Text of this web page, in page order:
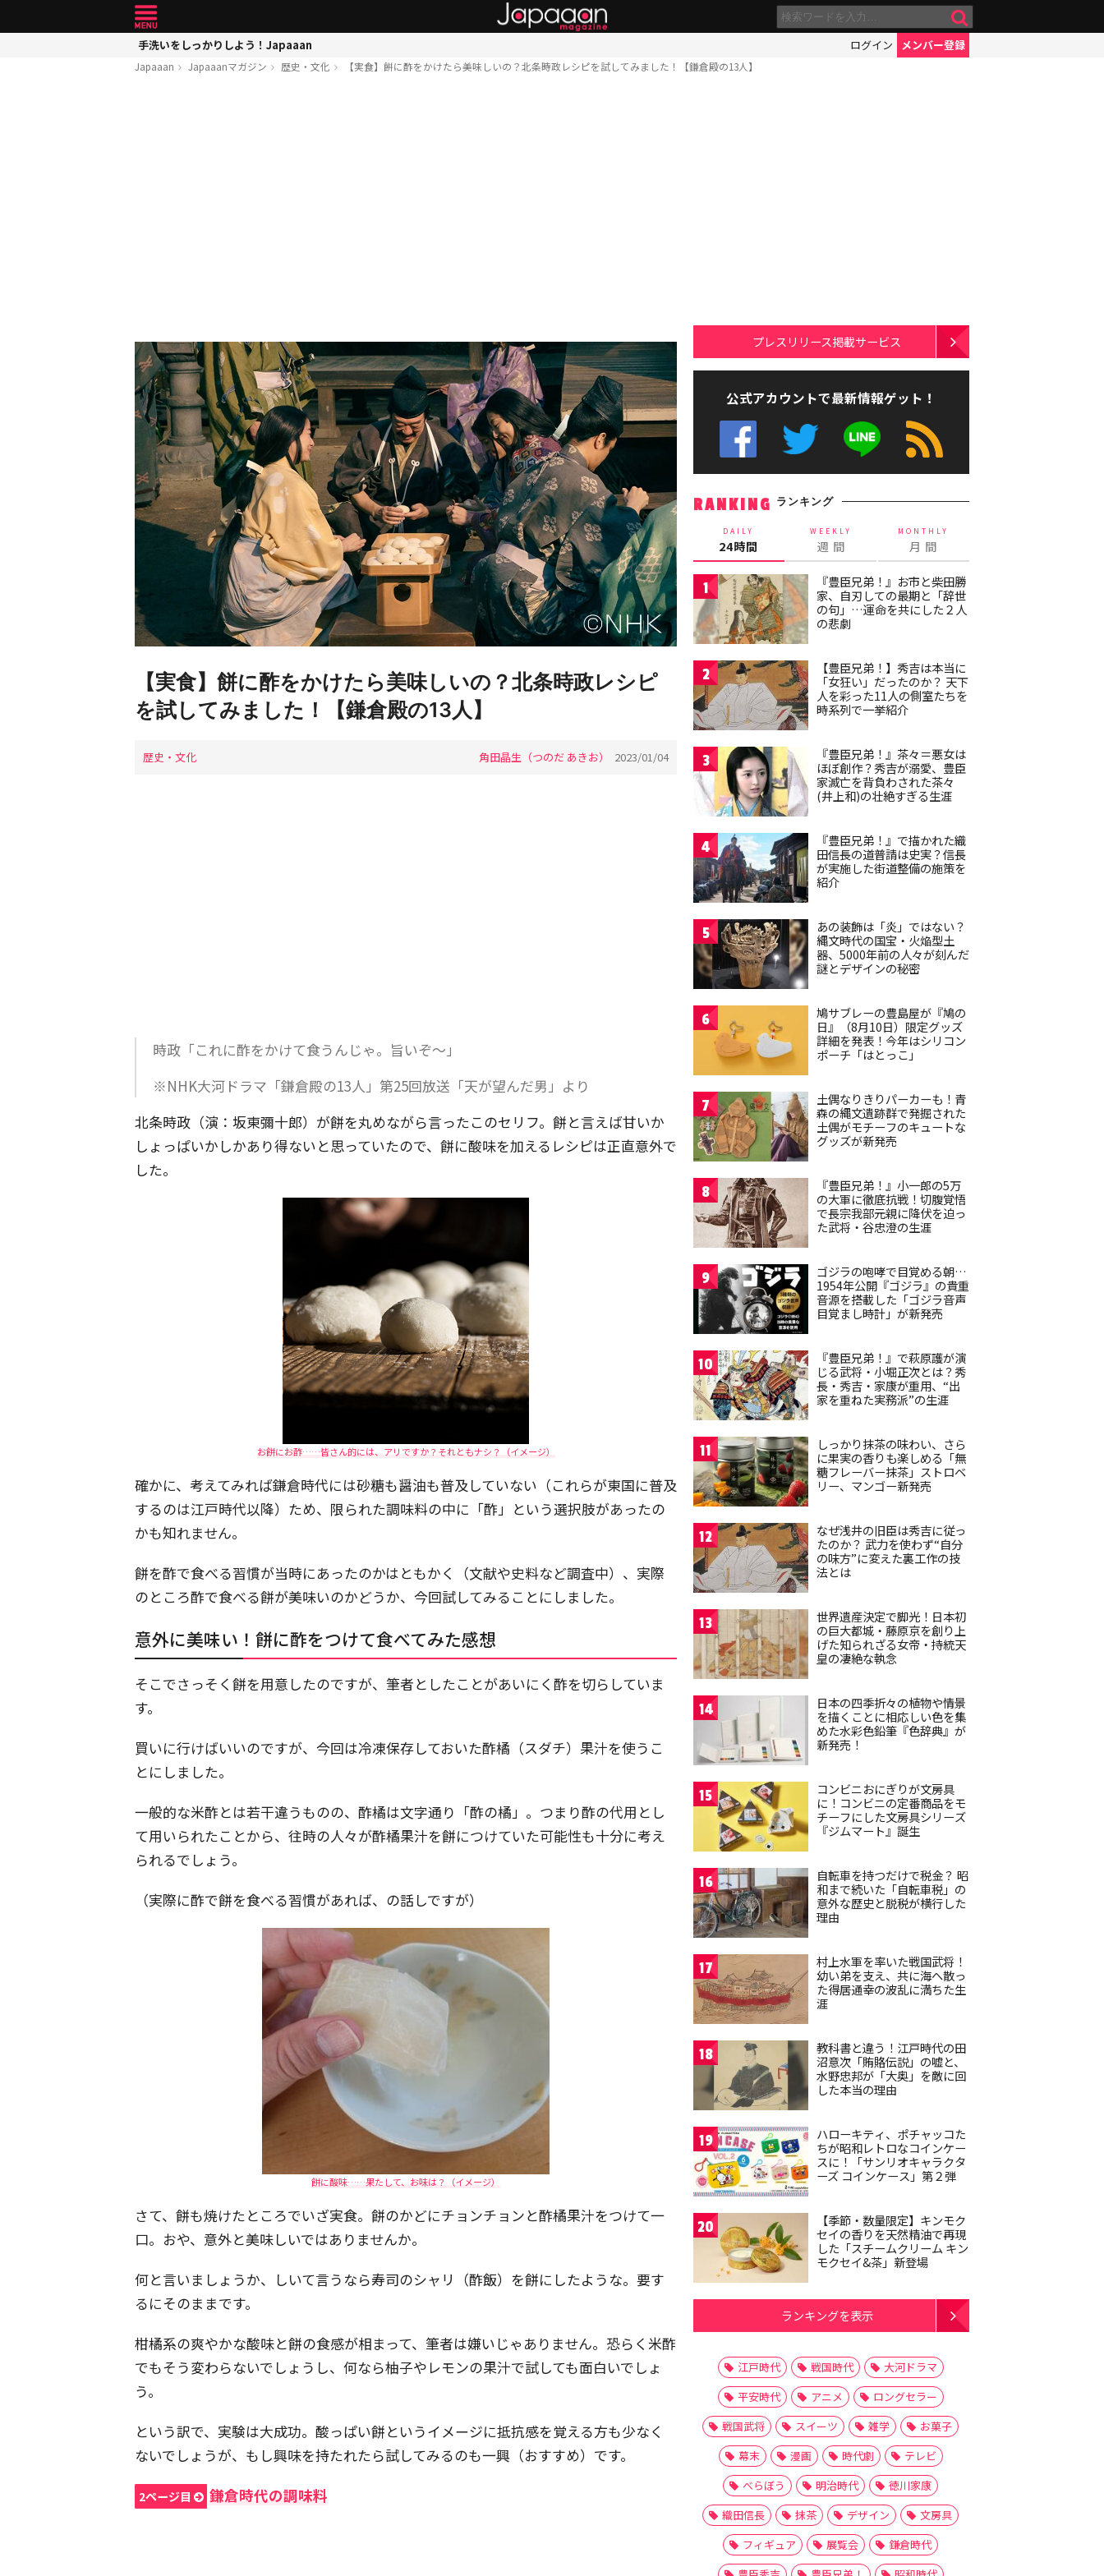
手洗いをしっかりしよう！Japaaan ログイン メンバー登録
Japaaan Japaaanマガジン 歴史・文化 【実食】餅に酢をかけたら美味しいの？北条時政レシピを試してみました！【鎌倉殿の13人】
【実食】餅に酢をかけたら美味しいの？北条時政レシピ
を試してみました！【鎌倉殿の13人】
歴史・文化 角田晶生（つのだ あきお） 2023/01/04
時政「これに酢をかけて食うんじゃ。旨いぞ～」
※NHK大河ドラマ「鎌倉殿の13人」第25回放送「天が望んだ男」より
北条時政（演：坂東彌十郎）が餅を丸めながら言ったこのセリフ。餅と言えば甘いか
しょっぱいかしかあり得ないと思っていたので、餅に酸味を加えるレシピは正直意外で
した。
お餅にお酢……皆さん的には、アリですか？それともナシ？（イメージ）
確かに、考えてみれば鎌倉時代には砂糖も醤油も普及していない（これらが東国に普及
するのは江戸時代以降）ため、限られた調味料の中に「酢」という選択肢があったの
かも知れません。
餅を酢で食べる習慣が当時にあったのかはともかく（文献や史料など調査中）、実際
のところ酢で食べる餅が美味いのかどうか、今回試してみることにしました。
意外に美味い！餅に酢をつけて食べてみた感想
そこでさっそく餅を用意したのですが、筆者としたことがあいにく酢を切らしていま
す。
買いに行けばいいのですが、今回は冷凍保存しておいた酢橘（スダチ）果汁を使うこ
とにしました。
一般的な米酢とは若干違うものの、酢橘は文字通り「酢の橘」。つまり酢の代用とし
て用いられたことから、往時の人々が酢橘果汁を餅につけていた可能性も十分に考え
られるでしょう。
（実際に酢で餅を食べる習慣があれば、の話しですが）
餅に酸味……果たして、お味は？（イメージ）
さて、餅も焼けたところでいざ実食。餅のかどにチョンチョンと酢橘果汁をつけて一
口。おや、意外と美味しいではありませんか。
何と言いましょうか、しいて言うなら寿司のシャリ（酢飯）を餅にしたような。要す
るにそのままです。
柑橘系の爽やかな酸味と餅の食感が相まって、筆者は嫌いじゃありません。恐らく米酢
でもそう変わらないでしょうし、何なら柚子やレモンの果汁で試しても面白いでしょ
う。
という訳で、実験は大成功。酸っぱい餅というイメージに抵抗感を覚える方も少なく
ないでしょうが、もし興味を持たれたら試してみるのも一興（おすすめ）です。
2ページ目 鎌倉時代の調味料
プレスリリース掲載サービス
公式アカウントで最新情報ゲット！
RANKING ランキング
DAILY
24時間
WEEKLY
週 間
MONTHLY
月 間
1
『豊臣兄弟！』お市と柴田勝
家、自刃しての最期と「辞世
の句」…運命を共にした２人
の悲劇
2
【豊臣兄弟！】秀吉は本当に
「女狂い」だったのか？ 天下
人を彩った11人の側室たちを
時系列で一挙紹介
3
『豊臣兄弟！』茶々＝悪女は
ほぼ創作？秀吉が溺愛、豊臣
家滅亡を背負わされた茶々
(井上和)の壮絶すぎる生涯
4
『豊臣兄弟！』で描かれた織
田信長の道普請は史実？信長
が実施した街道整備の施策を
紹介
5
あの装飾は「炎」ではない？
縄文時代の国宝・火焔型土
器、5000年前の人々が刻んだ
謎とデザインの秘密
6
鳩サブレーの豊島屋が『鳩の
日』（8月10日）限定グッズ
詳細を発表！今年はシリコン
ポーチ「はとっこ」
7
土偶なりきりパーカーも！青
森の縄文遺跡群で発掘された
土偶がモチーフのキュートな
グッズが新発売
8
『豊臣兄弟！』小一郎の5万
の大軍に徹底抗戦！切腹覚悟
で長宗我部元親に降伏を迫っ
た武将・谷忠澄の生涯
9
ゴジラの咆哮で目覚める朝…
1954年公開『ゴジラ』の貴重
音源を搭載した「ゴジラ音声
目覚まし時計」が新発売
10
『豊臣兄弟！』で萩原護が演
じる武将・小堀正次とは？秀
長・秀吉・家康が重用、“出
家を重ねた実務派”の生涯
11
しっかり抹茶の味わい、さら
に果実の香りも楽しめる「無
糖フレーバー抹茶」ストロベ
リー、マンゴー新発売
12
なぜ浅井の旧臣は秀吉に従っ
たのか？ 武力を使わず“自分
の味方”に変えた裏工作の技
法とは
13
世界遺産決定で脚光！日本初
の巨大都城・藤原京を創り上
げた知られざる女帝・持統天
皇の凄絶な執念
14
日本の四季折々の植物や情景
を描くことに相応しい色を集
めた水彩色鉛筆『色辞典』が
新発売！
15
コンビニおにぎりが文房具
に！コンビニの定番商品をモ
チーフにした文房具シリーズ
『ジムマート』誕生
16
自転車を持つだけで税金？ 昭
和まで続いた「自転車税」の
意外な歴史と脱税が横行した
理由
17
村上水軍を率いた戦国武将！
幼い弟を支え、共に海へ散っ
た得居通幸の波乱に満ちた生
涯
18
教科書と違う！江戸時代の田
沼意次「賄賂伝説」の嘘と、
水野忠邦が「大奥」を敵に回
した本当の理由
19
ハローキティ、ポチャッコた
ちが昭和レトロなコインケー
スに！「サンリオキャラクタ
ーズ コインケース」第２弾
20
【季節・数量限定】キンモク
セイの香りを天然精油で再現
した「スチームクリーム キン
モクセイ&茶」新登場
ランキングを表示
江戸時代 戦国時代
大河ドラマ
平安時代
アニメ
ロングセラー
戦国武将
スイーツ 雑学
お菓子
幕末
漫画 時代劇
テレビ
べらぼう
明治時代
徳川家康
織田信長
抹茶 デザイン
文房具
フィギュア
展覧会
鎌倉時代